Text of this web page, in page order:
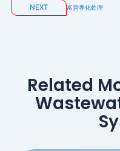
NEXT 富营养化处理
Related